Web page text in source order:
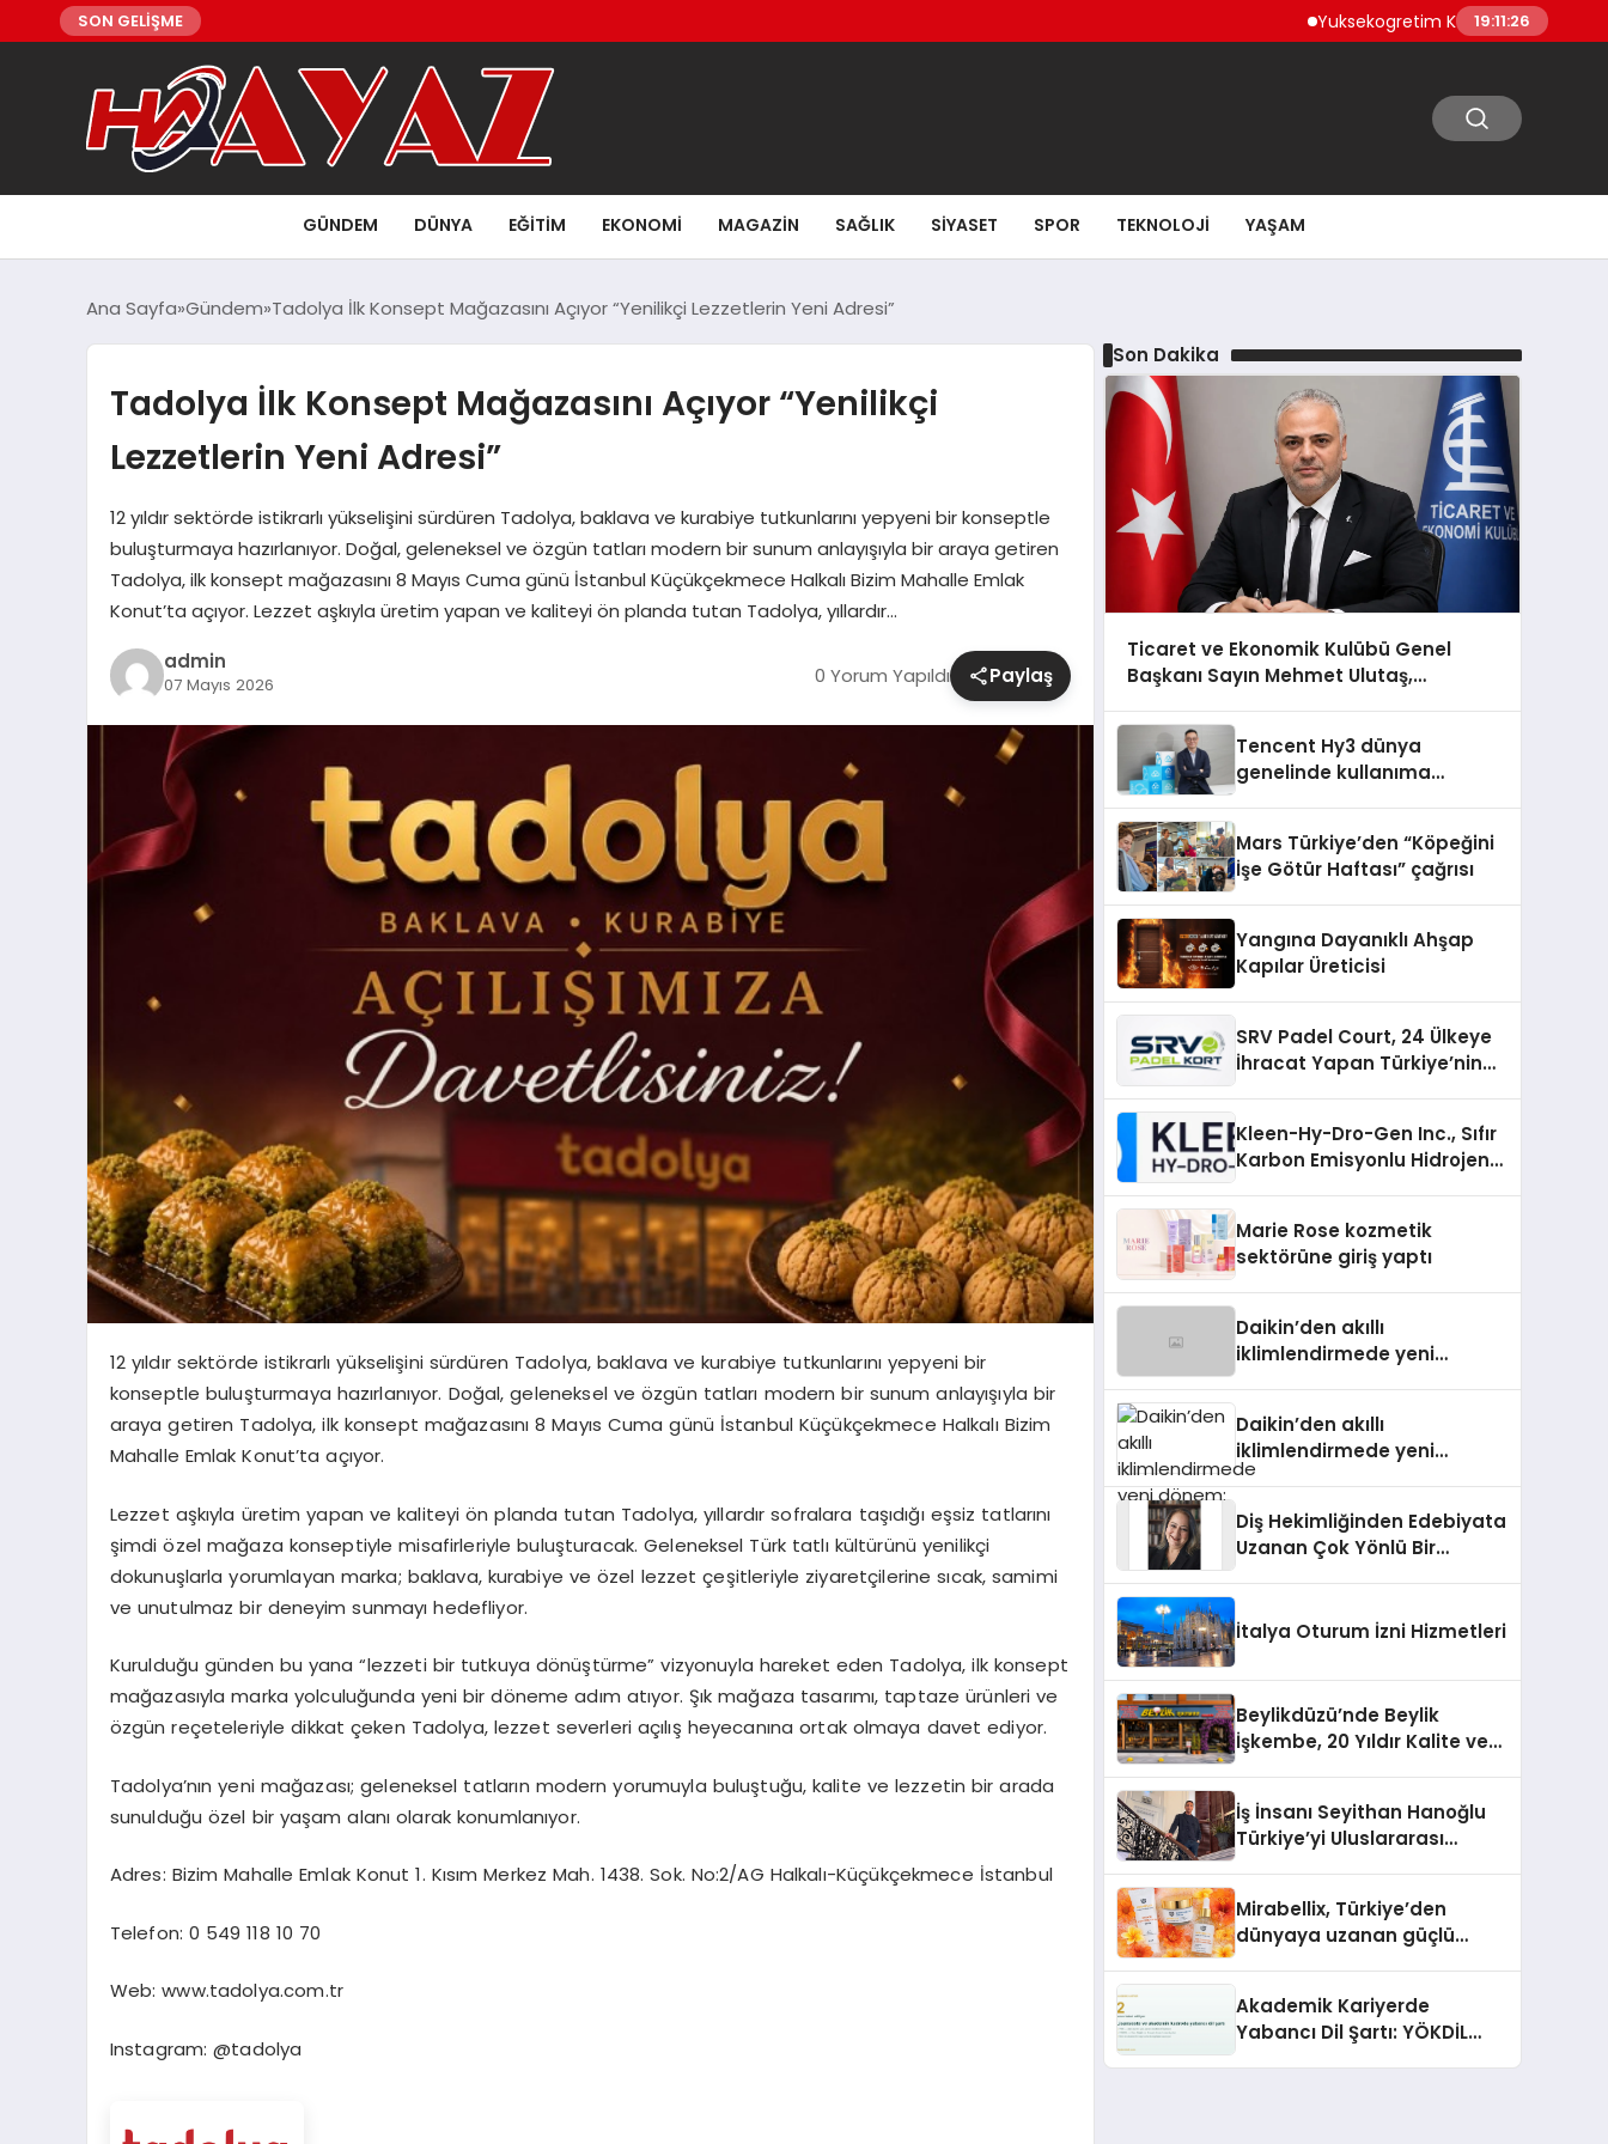
SON GELİŞME Yuksekogretim Kurulundan Dijital
19:11:27
GÜNDEM DÜNYA EĞITIM EKONOMI MAGAZIN SAĞLIK SIYASET SPOR TEKNOLOJI YAŞAM
Ana Sayfa Gündem Tadolya İlk Konsept Mağazasını Açıyor “Yenilikçi Lezzetlerin Yeni Adresi”
Tadolya İlk Konsept Mağazasını Açıyor “Yenilikçi
Lezzetlerin Yeni Adresi”
12 yıldır sektörde istikrarlı yükselişini sürdüren Tadolya, baklava ve kurabiye tutkunlarını yepyeni bir konseptle
buluşturmaya hazırlanıyor. Doğal, geleneksel ve özgün tatları modern bir sunum anlayışıyla bir araya getiren
Tadolya, ilk konsept mağazasını 8 Mayıs Cuma günü İstanbul Küçükçekmece Halkalı Bizim Mahalle Emlak
Konut’ta açıyor. Lezzet aşkıyla üretim yapan ve kaliteyi ön planda tutan Tadolya, yıllardır…
admin
07 Mayıs 2026 0 Yorum Yapıldı Paylaş
12 yıldır sektörde istikrarlı yükselişini sürdüren Tadolya, baklava ve kurabiye tutkunlarını yepyeni bir
konseptle buluşturmaya hazırlanıyor. Doğal, geleneksel ve özgün tatları modern bir sunum anlayışıyla bir
araya getiren Tadolya, ilk konsept mağazasını 8 Mayıs Cuma günü İstanbul Küçükçekmece Halkalı Bizim
Mahalle Emlak Konut’ta açıyor.
Lezzet aşkıyla üretim yapan ve kaliteyi ön planda tutan Tadolya, yıllardır sofralara taşıdığı eşsiz tatlarını
şimdi özel mağaza konseptiyle misafirleriyle buluşturacak. Geleneksel Türk tatlı kültürünü yenilikçi
dokunuşlarla yorumlayan marka; baklava, kurabiye ve özel lezzet çeşitleriyle ziyaretçilerine sıcak, samimi
ve unutulmaz bir deneyim sunmayı hedefliyor.
Kurulduğu günden bu yana “lezzeti bir tutkuya dönüştürme” vizyonuyla hareket eden Tadolya, ilk konsept
mağazasıyla marka yolculuğunda yeni bir döneme adım atıyor. Şık mağaza tasarımı, taptaze ürünleri ve
özgün reçeteleriyle dikkat çeken Tadolya, lezzet severleri açılış heyecanına ortak olmaya davet ediyor.
Tadolya’nın yeni mağazası; geleneksel tatların modern yorumuyla buluştuğu, kalite ve lezzetin bir arada
sunulduğu özel bir yaşam alanı olarak konumlanıyor.
Adres: Bizim Mahalle Emlak Konut 1. Kısım Merkez Mah. 1438. Sok. No:2/AG Halkalı-Küçükçekmece İstanbul
Telefon: 0 549 118 10 70
Web:www.tadolya.com.tr
Instagram: @tadolya
Son Dakika
Ticaret ve Ekonomik Kulübü Genel
Başkanı Sayın Mehmet Ulutaş,
şunları kaydetti:
Tencent Hy3 dünya
genelinde kullanıma
Mars Türkiye’den “Köpeğini
İşe Götür Haftası” çağrısı
Yangına Dayanıklı Ahşap
Kapılar Üreticisi
SRV Padel Court, 24 Ülkeye
İhracat Yapan Türkiye’nin
Kleen-Hy-Dro-Gen Inc., Sıfır
Karbon Emisyonlu Hidrojen
Aldı
Marie Rose kozmetik
sektörüne giriş yaptı
Daikin’den akıllı
iklimlendirmede yeni
Daikin’den akıllı
iklimlendirmede yeni
dönem: Madoka Plus
Diş Hekimliğinden Edebiyata
Uzanan Çok Yönlü Bir
İtalya Oturum İzni Hizmetleri
Beylikdüzü’nde Beylik
İşkembe, 20 Yıldır Kalite ve
İş İnsanı Seyithan Hanoğlu
Türkiye’yi Uluslararası
Mirabellix, Türkiye’den
dünyaya uzanan güçlü
Akademik Kariyerde
Yabancı Dil Şartı: YÖKDİL